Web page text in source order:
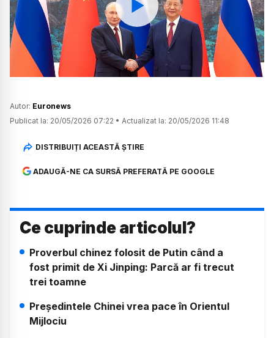
Watch
Autor: Euronews
Publicat la: 20/05/2026 07:22 • Actualizat la: 20/05/2026 11:48
DISTRIBUIȚI ACEASTĂ ȘTIRE
ADAUGĂ-NE CA SURSĂ PREFERATĂ PE GOOGLE
Ce cuprinde articolul?
Proverbul chinez folosit de Putin când a
fost primit de Xi Jinping: Parcă ar fi trecut
trei toamne
Președintele Chinei vrea pace în Orientul
Mijlociu